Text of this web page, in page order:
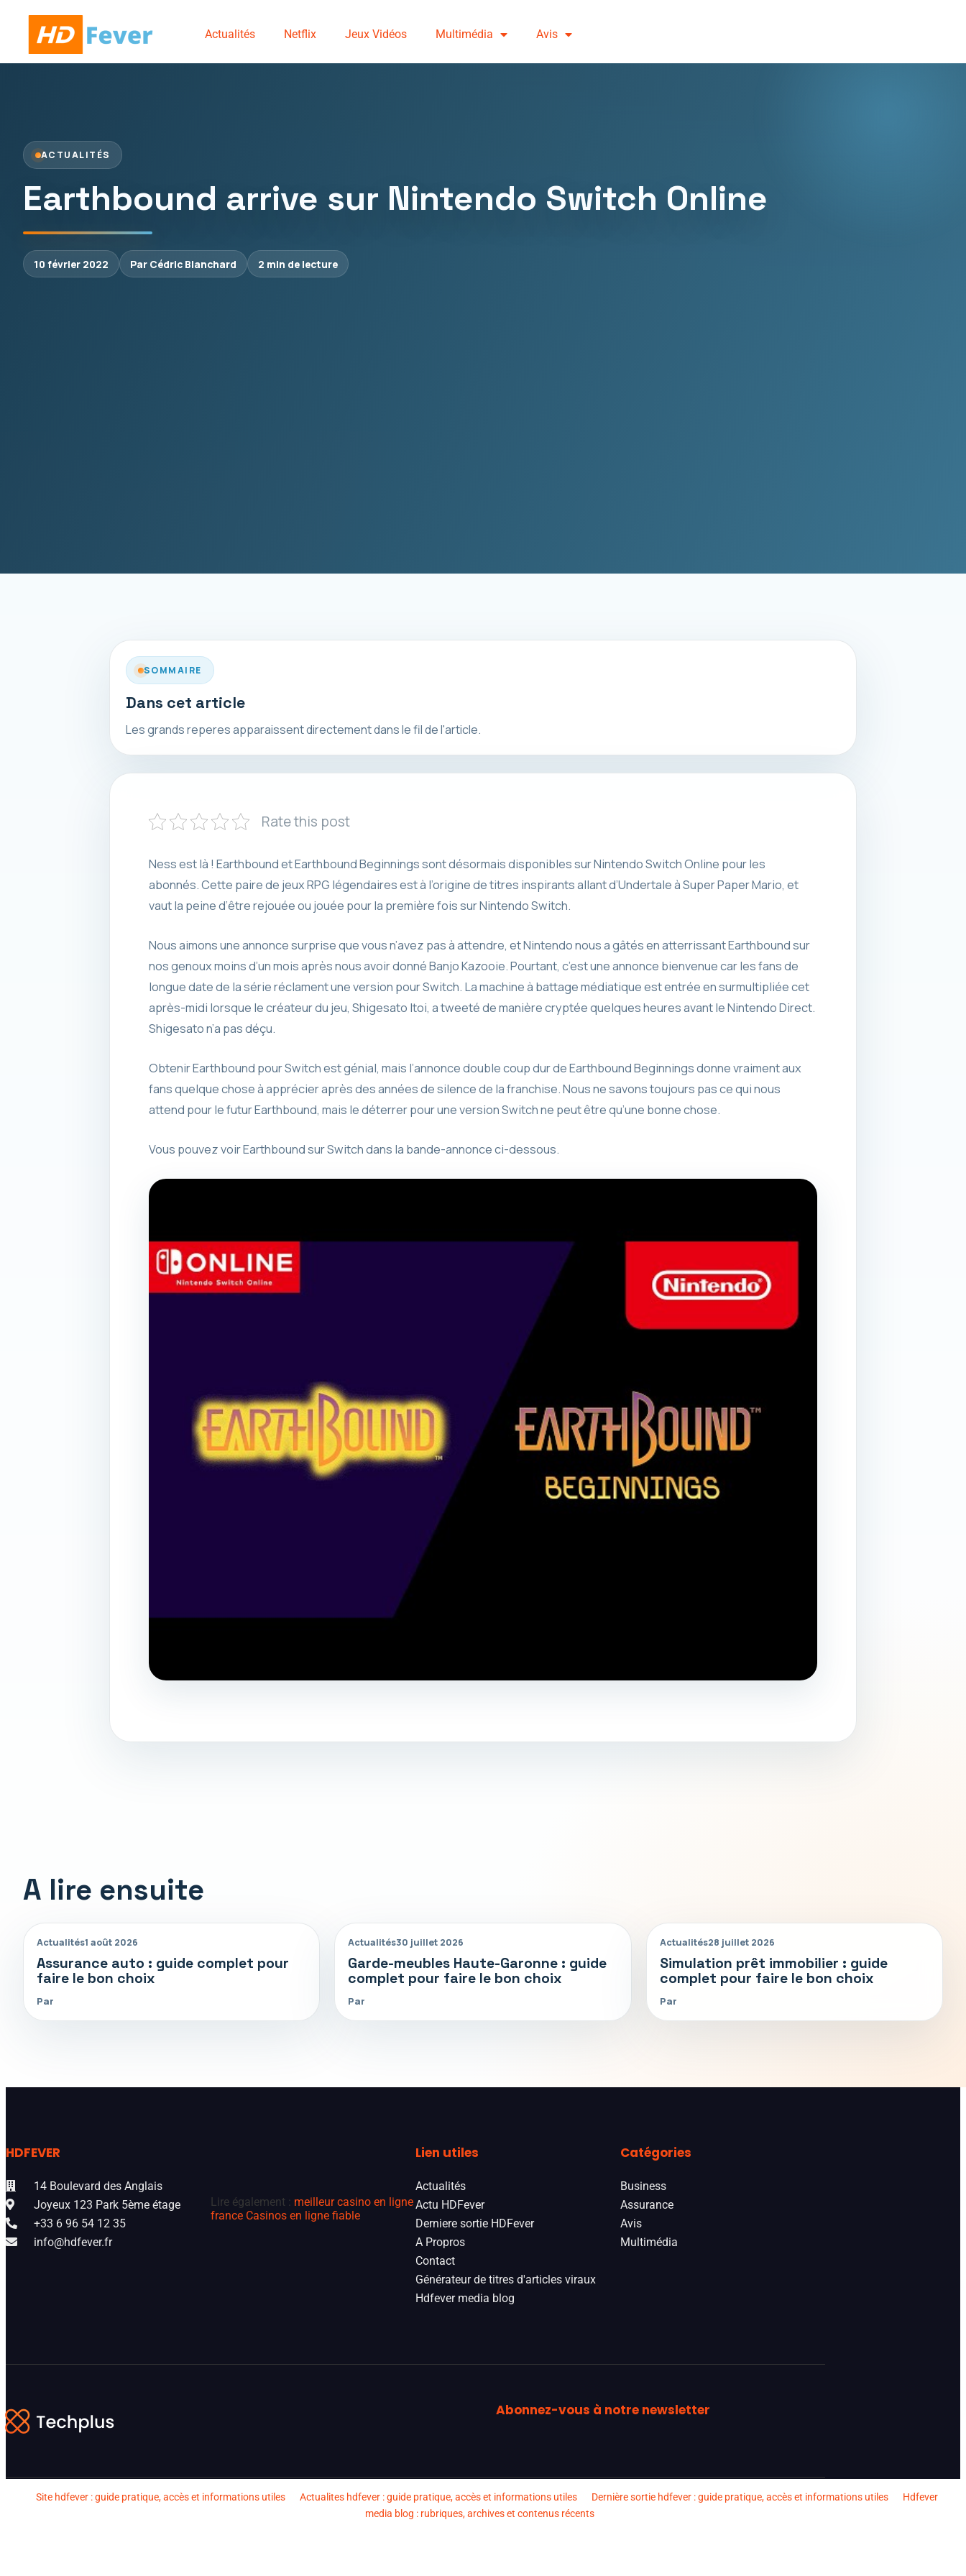
Actualités Netflix Jeux Vidéos Multimédia Avis
ACTUALITÉS
Earthbound arrive sur Nintendo Switch Online
10 février 2022 Par Cédric Blanchard 2 min de lecture
SOMMAIRE
Dans cet article
Les grands reperes apparaissent directement dans le fil de l'article.
Rate this post
Ness est là ! Earthbound et Earthbound Beginnings sont désormais disponibles sur Nintendo Switch Online pour les
abonnés. Cette paire de jeux RPG légendaires est à l’origine de titres inspirants allant d’Undertale à Super Paper Mario, et
vaut la peine d’être rejouée ou jouée pour la première fois sur Nintendo Switch.
Nous aimons une annonce surprise que vous n’avez pas à attendre, et Nintendo nous a gâtés en atterrissant Earthbound sur
nos genoux moins d’un mois après nous avoir donné Banjo Kazooie. Pourtant, c’est une annonce bienvenue car les fans de
longue date de la série réclament une version pour Switch. La machine à battage médiatique est entrée en surmultipliée cet
après-midi lorsque le créateur du jeu, Shigesato Itoi, a tweeté de manière cryptée quelques heures avant le Nintendo Direct.
Shigesato n’a pas déçu.
Obtenir Earthbound pour Switch est génial, mais l’annonce double coup dur de Earthbound Beginnings donne vraiment aux
fans quelque chose à apprécier après des années de silence de la franchise. Nous ne savons toujours pas ce qui nous
attend pour le futur Earthbound, mais le déterrer pour une version Switch ne peut être qu’une bonne chose.
Vous pouvez voir Earthbound sur Switch dans la bande-annonce ci-dessous.
A lire ensuite
Actualités1 août 2026
Assurance auto : guide complet pour
faire le bon choix
Par
Actualités30 juillet 2026
Garde-meubles Haute-Garonne : guide
complet pour faire le bon choix
Par
Actualités28 juillet 2026
Simulation prêt immobilier : guide
complet pour faire le bon choix
Par
HDFEVER
14 Boulevard des Anglais
Joyeux 123 Park 5ème étage
+33 6 96 54 12 35
info@hdfever.fr
Lire également : meilleur casino en ligne
france Casinos en ligne fiable
Lien utiles
Actualités
Actu HDFever
Derniere sortie HDFever
A Propros
Contact
Générateur de titres d'articles viraux
Hdfever media blog
Catégories
Business
Assurance
Avis
Multimédia
Abonnez-vous à notre newsletter
Site hdfever : guide pratique, accès et informations utiles Actualites hdfever : guide pratique, accès et informations utiles Dernière sortie hdfever : guide pratique, accès et informations utiles
Hdfever
media blog : rubriques, archives et contenus récents